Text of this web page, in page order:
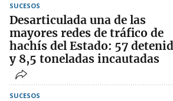
SUCESOS
Desarticulada una de las
mayores redes de tráfico de
hachís del Estado: 57
y 8,5 toneladas incautadas
SUCESOS